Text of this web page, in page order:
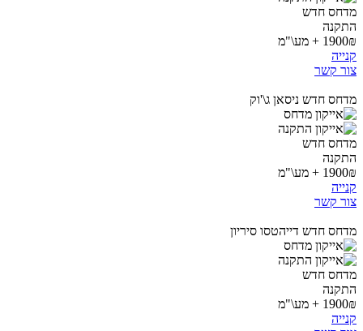
מדחס חדש
התקנה
1900₪ + מע\"מ
קנייה
צור קשר
מדחס חדש ניסאן ג\'וק
מדחס חדש
התקנה
1900₪ + מע\"מ
קנייה
צור קשר
מדחס חדש דייהטסו סיריון
מדחס חדש
התקנה
1900₪ + מע\"מ
קנייה